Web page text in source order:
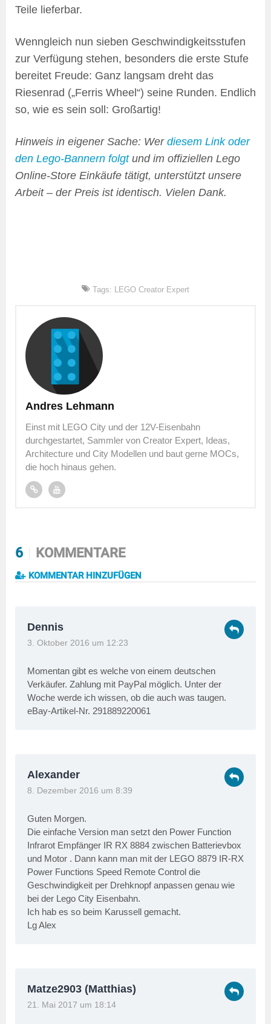
Teile lieferbar.
Wenngleich nun sieben Geschwindigkeitsstufen
zur Verfügung stehen, besonders die erste Stufe
bereitet Freude: Ganz langsam dreht das
Riesenrad („Ferris Wheel“) seine Runden. Endlich
so, wie es sein soll: Großartig!
Hinweis in eigener Sache: Wer diesem Link oder
den Lego-Bannern folgtund im offiziellen Lego
Online-Store Einkäufe tätigt, unterstützt unsere
Arbeit – der Preis ist identisch. Vielen Dank.
Tags: LEGO Creator Expert
Andres Lehmann
Einst mit LEGO City und der 12V-Eisenbahn
durchgestartet, Sammler von Creator Expert, Ideas,
Architecture und City Modellen und baut gerne MOCs,
die hoch hinaus gehen.
6 KOMMENTARE
KOMMENTAR HINZUFÜGEN
Dennis
3. Oktober 2016 um 12:23
Momentan gibt es welche von einem deutschen
Verkäufer. Zahlung mit PayPal möglich. Unter der
Woche werde ich wissen, ob die auch was taugen.
eBay-Artikel-Nr. 291889220061
Alexander
8. Dezember 2016 um 8:39
Guten Morgen.
Die einfache Version man setzt den Power Function
Infrarot Empfänger IR RX 8884 zwischen Batterievbox
und Motor . Dann kann man mit der LEGO 8879 IR-RX
Power Functions Speed Remote Control die
Geschwindigkeit per Drehknopf anpassen genau wie
bei der Lego City Eisenbahn.
Ich hab es so beim Karussell gemacht.
Lg Alex
Matze2903 (Matthias)
21. Mai 2017 um 18:14